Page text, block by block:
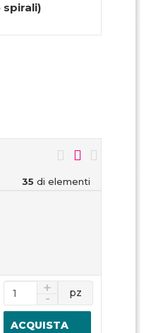
spirali)
35 di elementi
pz
ACQUISTA